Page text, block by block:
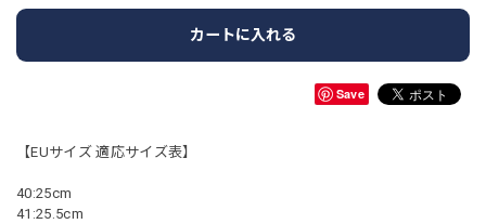
カートに入れる
Save
【EUサイズ 適応サイズ表】
40:25cm
41:25.5cm